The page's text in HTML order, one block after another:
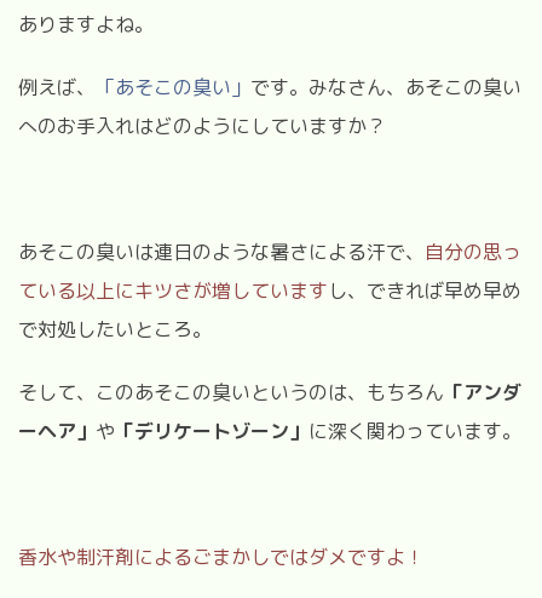
ありますよね。
例えば、 「あそこの臭い」 です。みなさん、あそこの臭い
へのお手入れはどのようにしていますか？
あそこの臭いは連日のような暑さによる汗で、 自分の思っ
ている以上にキツさが増していますし、できれば早め早め
で対処したいところ。
そして、このあそこの臭いというのは、もちろん 「アンダ
ーヘア」 や 「デリケートゾーン」 に深く関わっています。
香水や制汗剤によるごまかしではダメですよ！